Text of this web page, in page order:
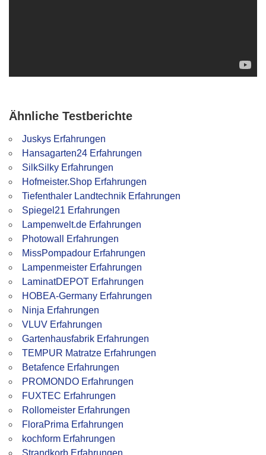
Ähnliche Testberichte
Juskys Erfahrungen
Hansagarten24 Erfahrungen
SilkSilky Erfahrungen
Hofmeister.Shop Erfahrungen
Tiefenthaler Landtechnik Erfahrungen
Spiegel21 Erfahrungen
Lampenwelt.de Erfahrungen
Photowall Erfahrungen
MissPompadour Erfahrungen
Lampenmeister Erfahrungen
LaminatDEPOT Erfahrungen
HOBEA-Germany Erfahrungen
Ninja Erfahrungen
VLUV Erfahrungen
Gartenhausfabrik Erfahrungen
TEMPUR Matratze Erfahrungen
Betafence Erfahrungen
PROMONDO Erfahrungen
FUXTEC Erfahrungen
Rollomeister Erfahrungen
FloraPrima Erfahrungen
kochform Erfahrungen
Strandkorb Erfahrungen